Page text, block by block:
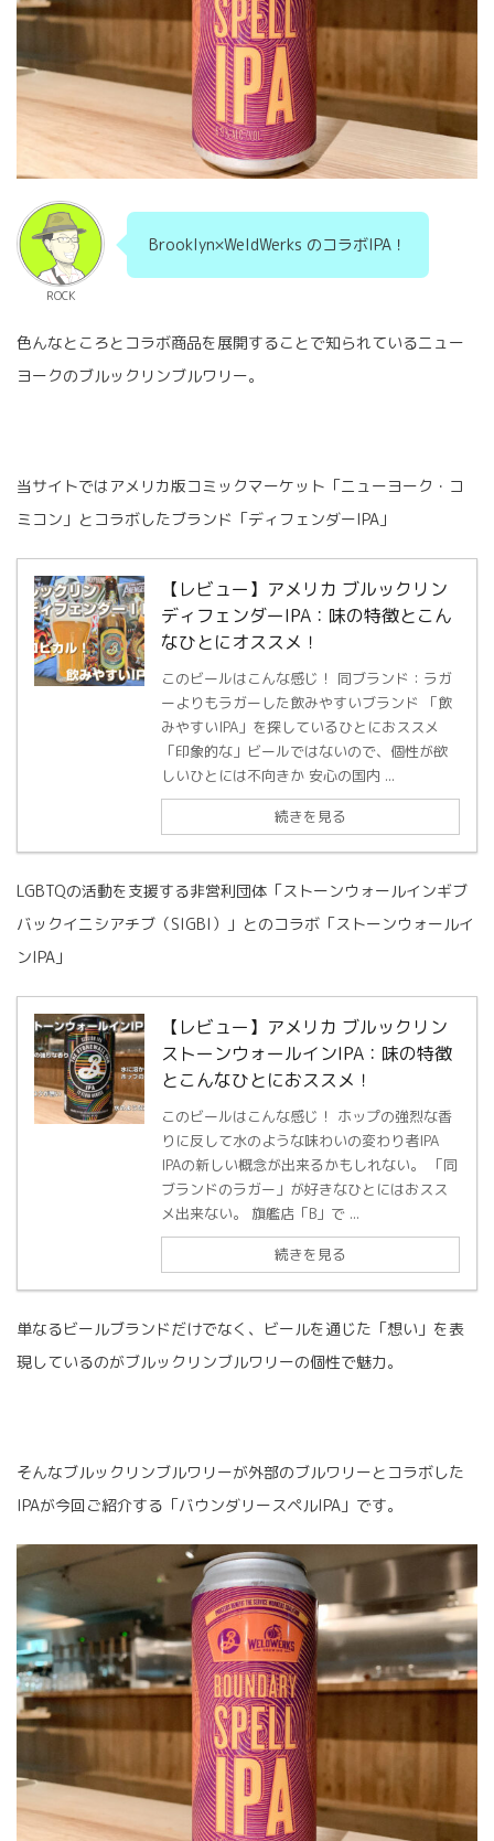
ROCK
Brooklyn×WeldWerks のコラボIPA！
色んなところとコラボ商品を展開することで知られているニュー
ヨークのブルックリンブルワリー。
当サイトではアメリカ版コミックマーケット「ニューヨーク・コ
ミコン」とコラボしたブランド「ディフェンダーIPA」
【レビュー】アメリカ ブルックリン
ディフェンダーIPA：味の特徴とこん
なひとにオススメ！
このビールはこんな感じ！ 同ブランド：ラガ
ーよりもラガーした飲みやすいブランド 「飲
みやすいIPA」を探しているひとにおススメ
「印象的な」ビールではないので、個性が欲
しいひとには不向きか 安心の国内 ...
続きを見る
LGBTQの活動を支援する非営利団体「ストーンウォールインギブ
バックイニシアチブ（SIGBI）」とのコラボ「ストーンウォールイ
ンIPA」
【レビュー】アメリカ ブルックリン
ストーンウォールインIPA：味の特徴
とこんなひとにおススメ！
このビールはこんな感じ！ ホップの強烈な香
りに反して水のような味わいの変わり者IPA
IPAの新しい概念が出来るかもしれない。 「同
ブランドのラガー」が好きなひとにはおスス
メ出来ない。 旗艦店「B」で ...
続きを見る
単なるビールブランドだけでなく、ビールを通じた「想い」を表
現しているのがブルックリンブルワリーの個性で魅力。
そんなブルックリンブルワリーが外部のブルワリーとコラボした
IPAが今回ご紹介する「バウンダリースペルIPA」です。